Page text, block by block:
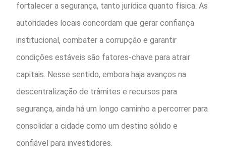
fortalecer a segurança, tanto jurídica quanto física. As
autoridades locais concordam que gerar confiança
institucional, combater a corrupção e garantir
condições estáveis são fatores-chave para atrair
capitais. Nesse sentido, embora haja avanços na
descentralização de trâmites e recursos para
segurança, ainda há um longo caminho a percorrer para
consolidar a cidade como um destino sólido e
confiável para investidores.